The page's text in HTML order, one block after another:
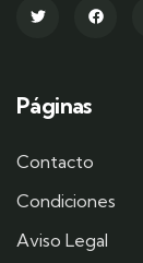
Páginas
Contacto
Condiciones
Aviso Legal